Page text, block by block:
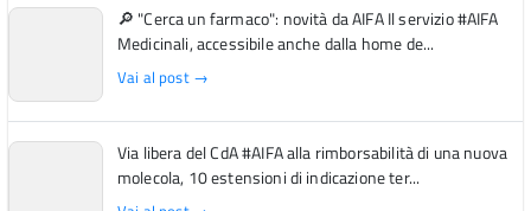
🔎 "Cerca un farmaco": novità da AIFA Il servizio #AIFA
Medicinali, accessibile anche dalla home de...
Vai al post →
Via libera del CdA #AIFA alla rimborsabilità di una nuova
molecola, 10 estensioni di indicazione ter...